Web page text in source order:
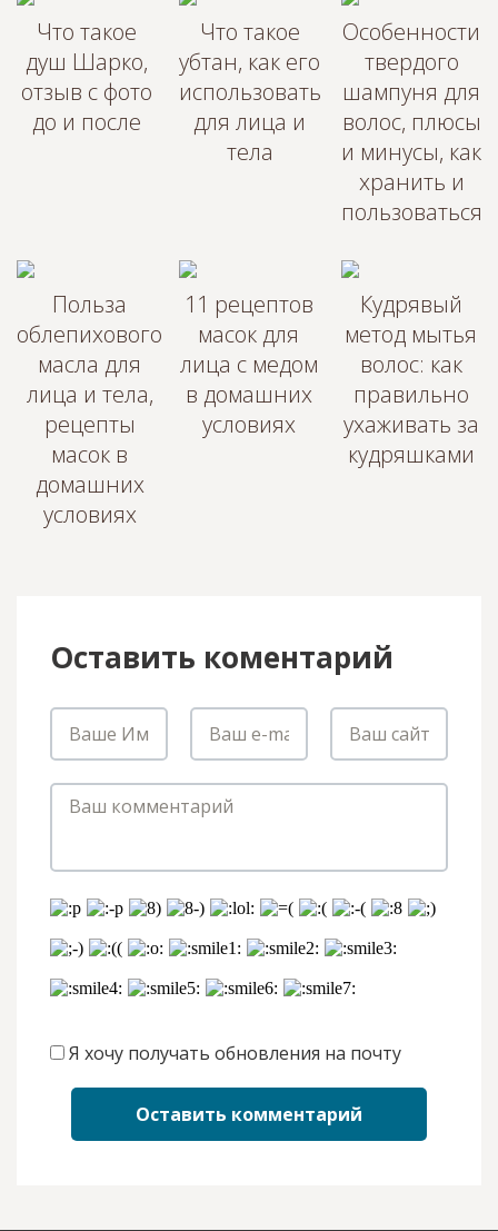
Что такое
душ Шарко,
отзыв с фото
до и после
Что такое
убтан, как его
использовать
для лица и
тела
Особенности
твердого
шампуня для
волос, плюсы
и минусы, как
хранить и
пользоваться
Польза
облепихового
масла для
лица и тела,
рецепты
масок в
домашних
условиях
11 рецептов
масок для
лица с медом
в домашних
условиях
Кудрявый
метод мытья
волос: как
правильно
ухаживать за
кудряшками
Оставить коментарий
Я хочу получать обновления на почту
Оставить комментарий